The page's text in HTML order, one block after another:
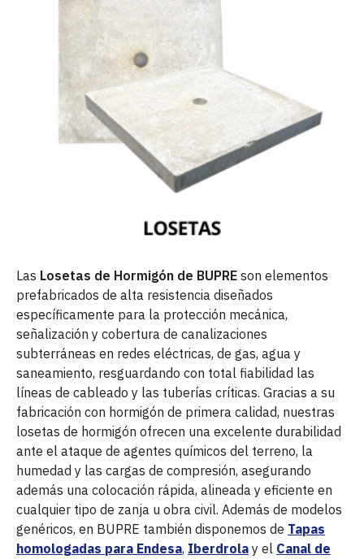
Las Losetas de Hormigón de BUPRE son elementos
prefabricados de alta resistencia diseñados
específicamente para la protección mecánica,
señalización y cobertura de canalizaciones
subterráneas en redes eléctricas, de gas, agua y
saneamiento, resguardando con total fiabilidad las
líneas de cableado y las tuberías críticas. Gracias a su
fabricación con hormigón de primera calidad, nuestras
losetas de hormigón ofrecen una excelente durabilidad
ante el ataque de agentes químicos del terreno, la
humedad y las cargas de compresión, asegurando
además una colocación rápida, alineada y eficiente en
cualquier tipo de zanja u obra civil. Además de modelos
genéricos, en BUPRE también disponemos de Tapas
homologadas para Endesa, Iberdrola y el Canal de